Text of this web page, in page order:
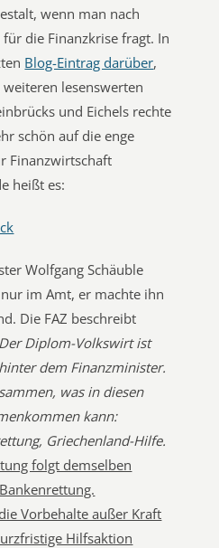
wenn man nach
die Finanzkrise fragt. In
Blog-Eintrag darüber,
lesenswerten
und Eichels rechte
schön auf die enge
Finanzwirtschaft
heißt es:
Wolfgang Schäuble
im Amt, er machte ihn
Die FAZ beschreibt
Der Diplom-Volkswirt ist
dem Finanzminister.
was in diesen
kann:
Griechenland-Hilfe.
folgt demselben
Vorbehalte außer Kraft
Hilfsaktion